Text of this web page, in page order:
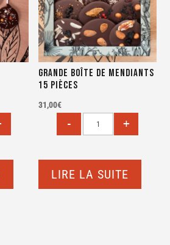
Grande boîte de mendiants
15 pièces
31,00€
LIRE LA SUITE